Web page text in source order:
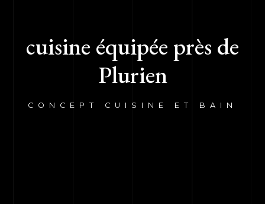
cuisine équipée près de
Plurien
CONCEPT CUISINE ET BAIN